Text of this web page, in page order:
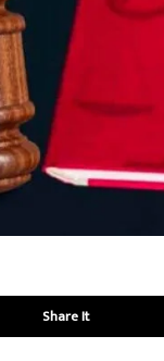
Share It